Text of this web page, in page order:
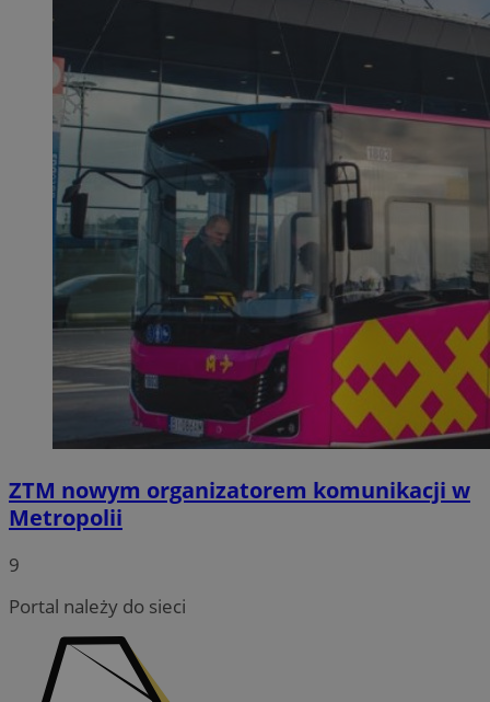
ZTM nowym organizatorem komunikacji w
Metropolii
9
Portal należy do sieci